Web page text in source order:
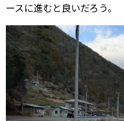
ースに進むと良いだろう。